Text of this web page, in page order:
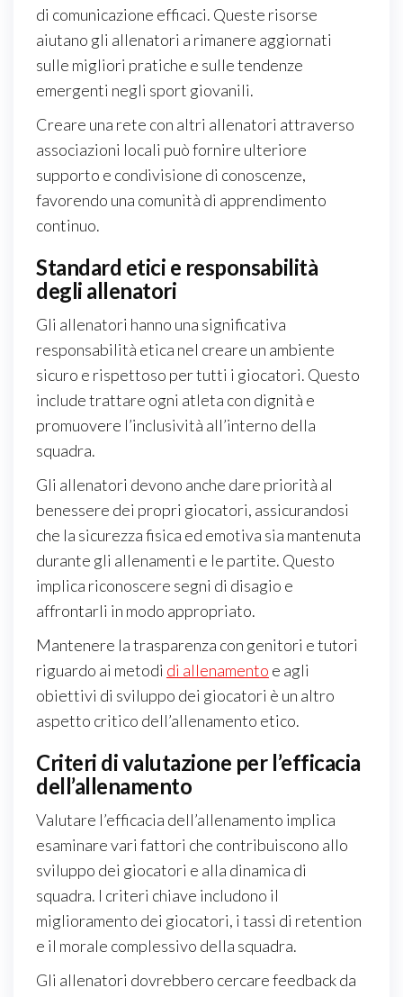
di comunicazione efficaci. Queste risorse
aiutano gli allenatori a rimanere aggiornati
sulle migliori pratiche e sulle tendenze
emergenti negli sport giovanili.
Creare una rete con altri allenatori attraverso
associazioni locali può fornire ulteriore
supporto e condivisione di conoscenze,
favorendo una comunità di apprendimento
continuo.
Standard etici e responsabilità
degli allenatori
Gli allenatori hanno una significativa
responsabilità etica nel creare un ambiente
sicuro e rispettoso per tutti i giocatori. Questo
include trattare ogni atleta con dignità e
promuovere l’inclusività all’interno della
squadra.
Gli allenatori devono anche dare priorità al
benessere dei propri giocatori, assicurandosi
che la sicurezza fisica ed emotiva sia mantenuta
durante gli allenamenti e le partite. Questo
implica riconoscere segni di disagio e
affrontarli in modo appropriato.
Mantenere la trasparenza con genitori e tutori
riguardo ai metodi di allenamento e agli
obiettivi di sviluppo dei giocatori è un altro
aspetto critico dell’allenamento etico.
Criteri di valutazione per l’efficacia
dell’allenamento
Valutare l’efficacia dell’allenamento implica
esaminare vari fattori che contribuiscono allo
sviluppo dei giocatori e alla dinamica di
squadra. I criteri chiave includono il
miglioramento dei giocatori, i tassi di retention
e il morale complessivo della squadra.
Gli allenatori dovrebbero cercare feedback da